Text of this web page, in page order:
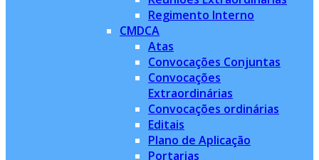
Regimento Interno
CMDCA
Atas
Convocações Conjuntas
Convocações
Extraordinárias
Convocações ordinárias
Editais
Plano de Aplicação
Portarias